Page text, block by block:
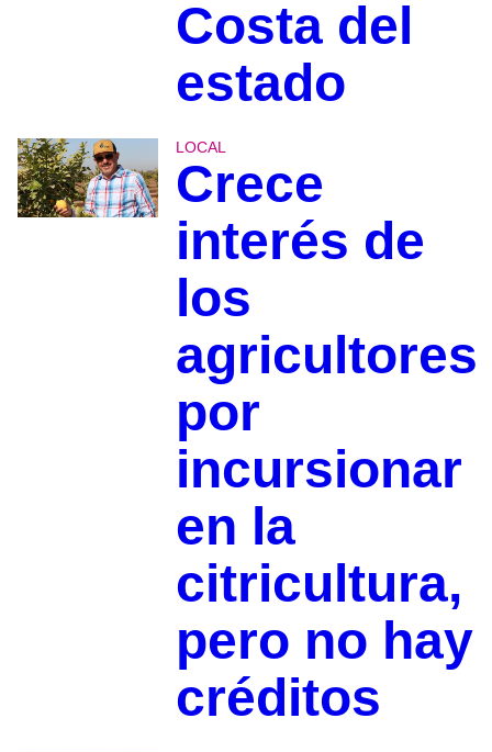
Costa del
estado
LOCAL
Crece
interés de
los
agricultores
por
incursionar
en la
citricultura,
pero no hay
créditos